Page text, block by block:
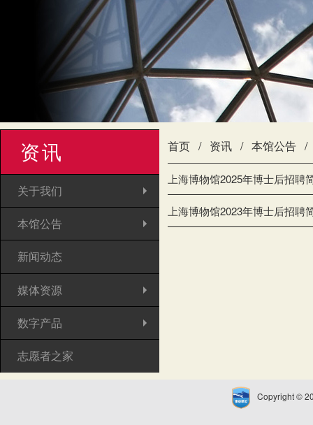
资讯
关于我们
本馆公告
新闻动态
媒体资源
数字产品
志愿者之家
首页 资讯 本馆公告
上海博物馆2025年博士后招聘
上海博物馆2023年博士后招聘
Copyright ©